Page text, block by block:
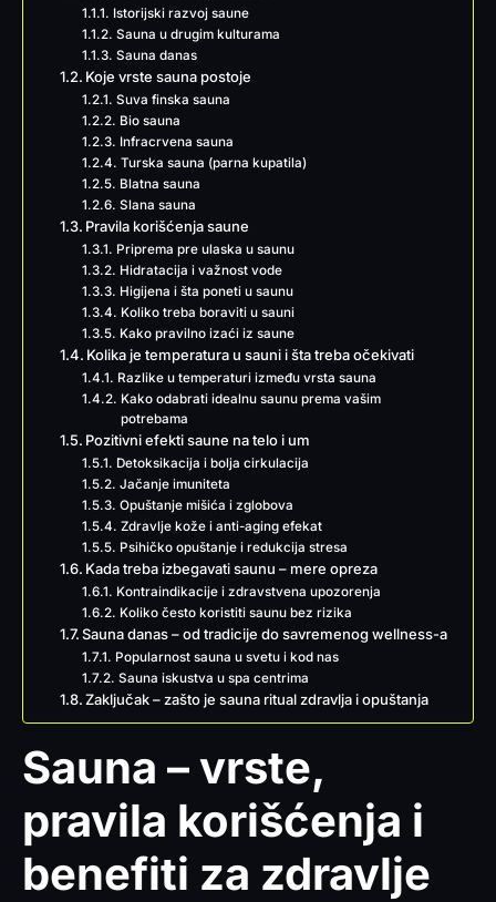
Istorijski razvoj saune
Sauna u drugim kulturama
Sauna danas
Koje vrste sauna postoje
Suva finska sauna
Bio sauna
Infracrvena sauna
Turska sauna (parna kupatila)
Blatna sauna
Slana sauna
Pravila korišćenja saune
Priprema pre ulaska u saunu
Hidratacija i važnost vode
Higijena i šta poneti u saunu
Koliko treba boraviti u sauni
Kako pravilno izaći iz saune
Kolika je temperatura u sauni i šta treba očekivati
Razlike u temperaturi između vrsta sauna
Kako odabrati idealnu saunu prema vašim
potrebama
Pozitivni efekti saune na telo i um
Detoksikacija i bolja cirkulacija
Jačanje imuniteta
Opuštanje mišića i zglobova
Zdravlje kože i anti-aging efekat
Psihičko opuštanje i redukcija stresa
Kada treba izbegavati saunu – mere opreza
Kontraindikacije i zdravstvena upozorenja
Koliko često koristiti saunu bez rizika
Sauna danas – od tradicije do savremenog wellness-a
Popularnost sauna u svetu i kod nas
Sauna iskustva u spa centrima
Zaključak – zašto je sauna ritual zdravlja i opuštanja
Sauna – vrste,
pravila korišćenja i
benefiti za zdravlje